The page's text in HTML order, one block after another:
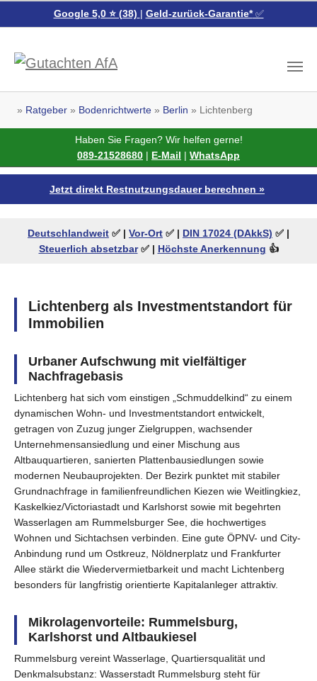
Google 5,0 ⭐ (38) | Geld-zurück-Garantie*✅
Ratgeber
Bodenrichtwerte Berlin Lichtenberg
Haben Sie Fragen? Wir helfen gerne!
089-21528680 | E-Mail | WhatsApp
Jetzt direkt Restnutzungsdauer berechnen »
Deutschlandweit ✅ | Vor-Ort ✅ | DIN 17024 (DAkkS) ✅ |
Steuerlich absetzbar ✅| Höchste Anerkennung 👍
Lichtenberg als Investmentstandort für
Immobilien
Urbaner Aufschwung mit vielfältiger
Nachfragebasis
Lichtenberg hat sich vom einstigen „Schmuddelkind“ zu einem
dynamischen Wohn- und Investmentstandort entwickelt,
getragen von Zuzug junger Zielgruppen, wachsender
Unternehmensansiedlung und einer Mischung aus
Altbauquartieren, sanierten Plattenbausiedlungen sowie
modernen Neubauprojekten. Der Bezirk punktet mit stabiler
Grundnachfrage in familienfreundlichen Kiezen wie Weitlingkiez,
Kaskelkiez/Victoriastadt und Karlshorst sowie mit begehrten
Wasserlagen am Rummelsburger See, die hochwertiges
Wohnen und Sichtachsen verbinden. Eine gute ÖPNV- und City-
Anbindung rund um Ostkreuz, Nöldnerplatz und Frankfurter
Allee stärkt die Wiedervermietbarkeit und macht Lichtenberg
besonders für langfristig orientierte Kapitalanleger attraktiv.
Mikrolagenvorteile: Rummelsburg,
Karlshorst und Altbaukiesel
Rummelsburg vereint Wasserlage, Quartiersqualität und
Denkmalsubstanz: Wasserstadt Rummelsburg steht für